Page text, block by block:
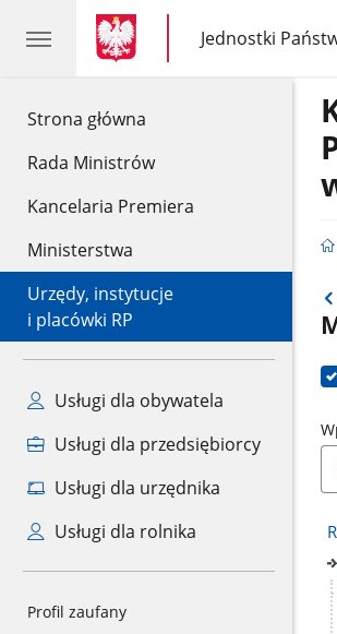
Strona główna
Rada Ministrów
Kancelaria Premiera
Ministerstwa
Urzędy, instytucje
i placówki RP
Usługi dla obywatela
Usługi dla przedsiębiorcy
Usługi dla urzędnika
Usługi dla rolnika
Profil zaufany
gov.pl
gov.pl
Jednostki
gov.pl
Jednostki
Państwowej